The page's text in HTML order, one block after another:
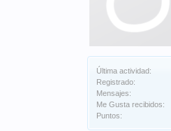
Última actividad:
Registrado:
Mensajes:
Me Gusta recibidos:
Puntos: